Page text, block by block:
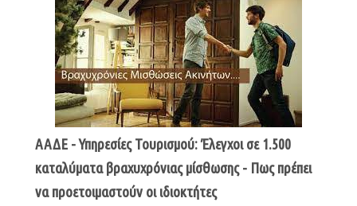
ΑΑΔΕ - Υπηρεσίες Τουρισμού: Έλεγχοι σε 1.500
καταλύματα βραχυχρόνιας μίσθωσης - Πως πρέπει
να προετοιμαστούν οι ιδιοκτήτες